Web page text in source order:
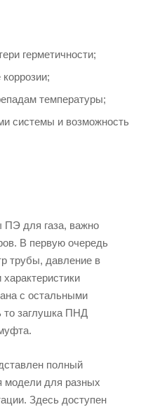
герметичности;
температуры;
системы и возможность
ПЭ для газа, важно
В первую очередь
трубы, давление в
с остальными
то заглушка ПНД
полный
модели для разных
Здесь доступен